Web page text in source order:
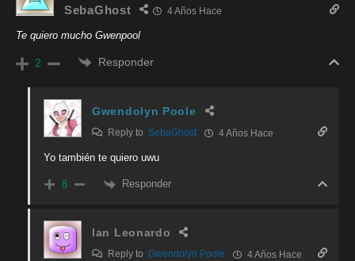
SebaGhost 4 Años Hace
Te quiero mucho Gwenpool
2 Responder
Gwendolyn Poole
Reply to SebaGhost 4 Años Hace
Yo también te quiero uwu
8 Responder
Ian Leonardo
Reply to Gwendolyn Poole 4 Años Hace